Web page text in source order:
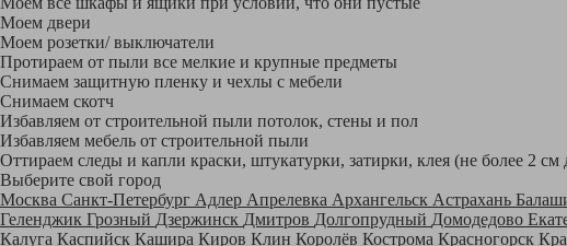
Моем двери
Моем розетки/ выключатели
Протираем от пыли все мелкие и крупные предметы
Снимаем защитную пленку и чехлы с мебели
Снимаем скотч
Избавляем от строительной пыли потолок, стены и пол
Избавляем мебель от строительной пыли
Оттираем следы и капли краски, штукатурки, затирки, клея (не более 2 см
Выберите свой город
Москва Санкт-Петербург Адлер Апрелевка Архангельск Астрахань
Геленджик Грозный Дзержинск Дмитров Долгопрудный Домодедово
Калуга Каспийск Кашира Киров Клин Королёв Кострома Красногорск